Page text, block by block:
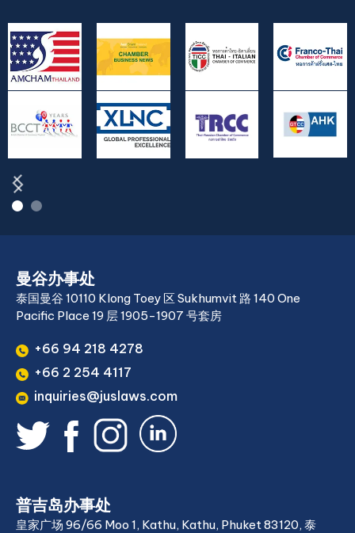
曼谷办事处
泰国曼谷 10110 Klong Toey 区 Sukhumvit 路 140 One
Pacific Place 19 层 1905-1907 号套房
+66 94 218 4278
+66 2 254 4117
inquiries@juslaws.com
普吉岛办事处
皇家广场 96/66 Moo 1, Kathu, Kathu, Phuket 83120, 泰